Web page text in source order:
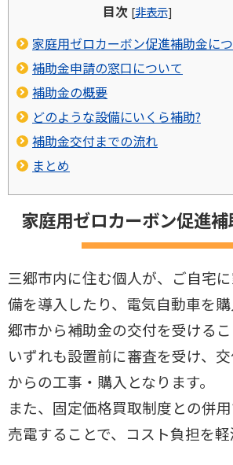
目次 [非表示]
家庭用ゼロカーボン促進補助金に
補助金申請の窓口について
補助金の概要
どのような設備にいくら補助?
補助金交付までの流れ
まとめ
家庭用ゼロカーボン促進
三郷市内に住む個人が、ご自宅
備を導入したり、電気自動車を
郷市から補助金の交付を受けるこ
いずれも設置前に審査を受け、
からの工事・購入となります。
また、固定価格買取制度との併
売電することで、コスト負担を軽